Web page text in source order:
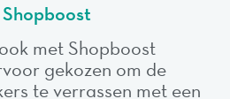
met Shopboost
gekozen om de
te verrassen met een